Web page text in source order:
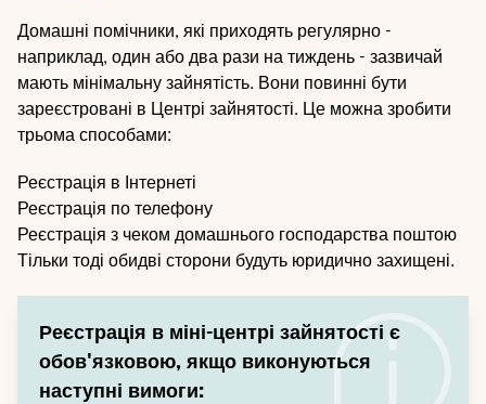
Домашні помічники, які приходять регулярно -
наприклад, один або два рази на тиждень - зазвичай
мають мінімальну зайнятість. Вони повинні бути
зареєстровані в Центрі зайнятості. Це можна зробити
трьома способами:
Реєстрація в Інтернеті
Реєстрація по телефону
Реєстрація з чеком домашнього господарства поштою
Тільки тоді обидві сторони будуть юридично захищені.
Реєстрація в міні-центрі зайнятості є
обов'язковою, якщо виконуються
наступні вимоги: